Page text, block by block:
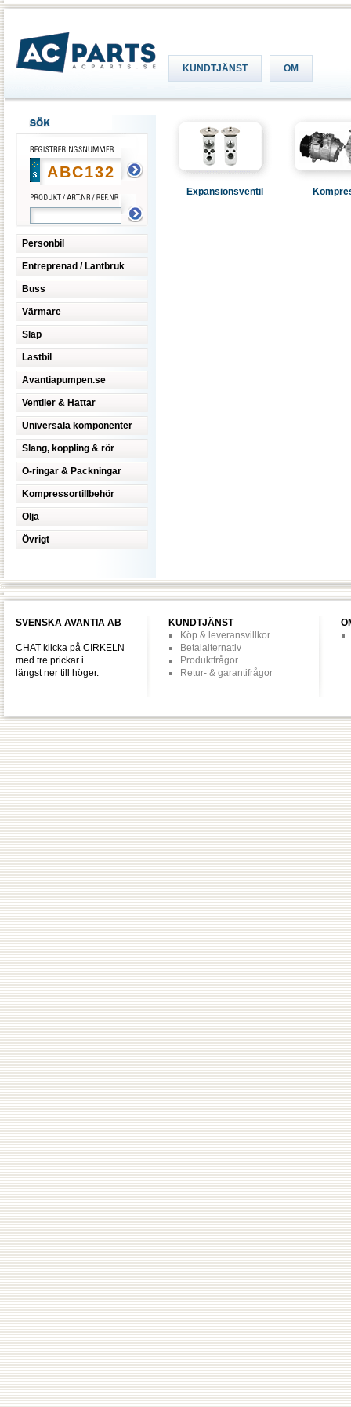
KUNDTJÄNST OM
Personbil
Entreprenad / Lantbruk
Buss
Värmare
Släp
Lastbil
Avantiapumpen.se
Ventiler & Hattar
Universala komponenter
Slang, koppling & rör
O-ringar & Packningar
Kompressortillbehör
Olja
Övrigt
Expansionsventil
SVENSKA AVANTIA AB
CHAT klicka på CIRKELN
med tre prickar i
längst ner till höger.
KUNDTJÄNST
Köp & leveransvillkor
Betalalternativ
Produktfrågor
Retur- & garantifrågor